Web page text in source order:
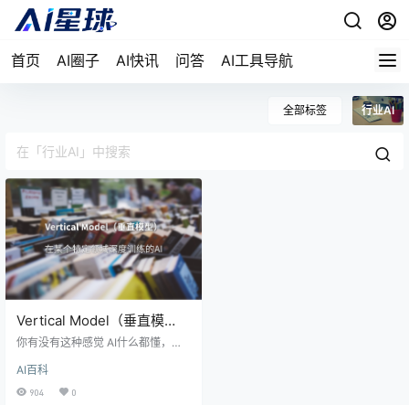
首页 AI圈子 AI快讯 问答 AI工具导航
全部标签 行业AI
Vertical Model（垂直模
型）：为什么”全科医生”打
你有没有这种感觉 AI什么都懂，但
通用AI帮你看医学影像，它说"看起
来正常"；但真正放射科医生一看，
AI百科
904 0